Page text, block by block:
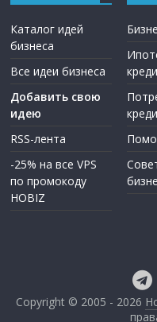
Каталог идей
бизнеса
Все идеи бизнеса
Добавить свою
идею
RSS-лента
-25% на все VPS
по промокоду
HOBIZ
Copyright © 2005 - 2026